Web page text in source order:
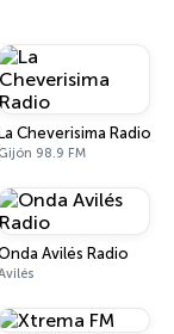
La Cheverisima Radio
Gijón 98.9 FM
Avilés Radio